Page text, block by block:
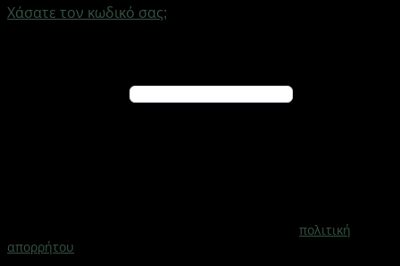
Χάσατε τον κωδικό σας;
Απαιτείται
πολιτική
απορρήτου